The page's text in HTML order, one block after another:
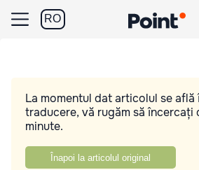
RO
La momentul dat articolul se află
traducere, vă rugăm să încercați
minute.
Înapoi la articolul original